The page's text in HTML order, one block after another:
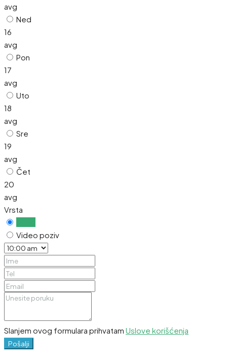
avg
Ned
16
avg
Pon
17
avg
Uto
18
avg
Sre
19
avg
Čet
20
avg
Vrsta
Video poziv
Slanjem ovog formulara prihvatam Uslove korišćenja
Pošalji